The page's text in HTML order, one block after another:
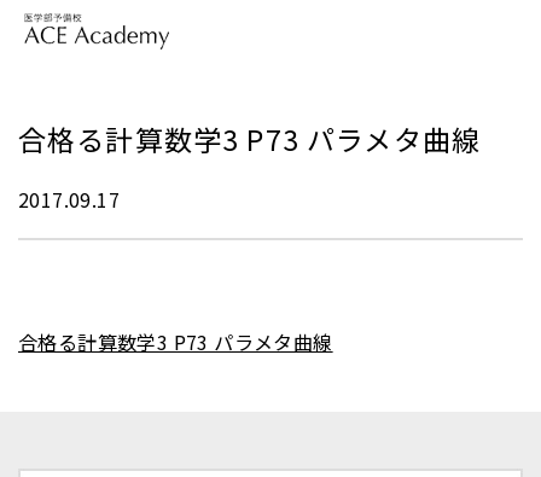
合格る計算数学3 P73 パラメタ曲線
2017.09.17
合格る計算数学3 P73 パラメタ曲線